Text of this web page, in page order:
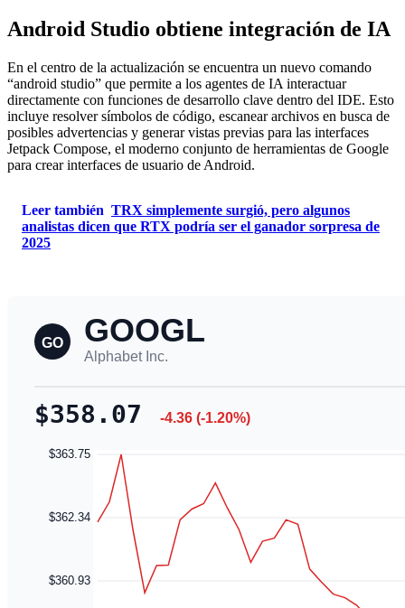
Android Studio obtiene integración de IA
En el centro de la actualización se encuentra un nuevo comando
“android studio” que permite a los agentes de IA interactuar
directamente con funciones de desarrollo clave dentro del IDE. Esto
incluye resolver símbolos de código, escanear archivos en busca de
posibles advertencias y generar vistas previas para las interfaces
Jetpack Compose, el moderno conjunto de herramientas de Google
para crear interfaces de usuario de Android.
Leer también TRX simplemente surgió, pero algunos
analistas dicen que RTX podría ser el ganador sorpresa de
2025